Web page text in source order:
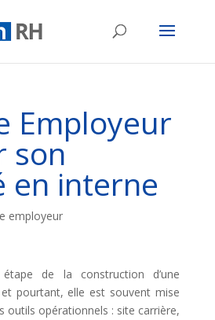
Employeur
son
en interne
employeur
de la construction d’une
pourtant, elle est souvent mise
outils opérationnels : site carrière,